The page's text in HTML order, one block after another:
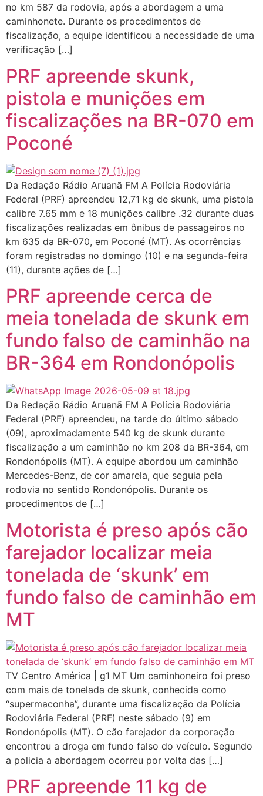
no km 587 da rodovia, após a abordagem a uma
caminhonete. Durante os procedimentos de
fiscalização, a equipe identificou a necessidade de uma
verificação […]
PRF apreende skunk,
pistola e munições em
fiscalizações na BR-070 em
Poconé
Da Redação Rádio Aruanã FM A Polícia Rodoviária
Federal (PRF) apreendeu 12,71 kg de skunk, uma pistola
calibre 7.65 mm e 18 munições calibre .32 durante duas
fiscalizações realizadas em ônibus de passageiros no
km 635 da BR-070, em Poconé (MT). As ocorrências
foram registradas no domingo (10) e na segunda-feira
(11), durante ações de […]
PRF apreende cerca de
meia tonelada de skunk em
fundo falso de caminhão na
BR-364 em Rondonópolis
Da Redação Rádio Aruanã FM A Polícia Rodoviária
Federal (PRF) apreendeu, na tarde do último sábado
(09), aproximadamente 540 kg de skunk durante
fiscalização a um caminhão no km 208 da BR-364, em
Rondonópolis (MT). A equipe abordou um caminhão
Mercedes-Benz, de cor amarela, que seguia pela
rodovia no sentido Rondonópolis. Durante os
procedimentos de […]
Motorista é preso após cão
farejador localizar meia
tonelada de ‘skunk’ em
fundo falso de caminhão em
MT
TV Centro América | g1 MT Um caminhoneiro foi preso
com mais de tonelada de skunk, conhecida como
“supermaconha”, durante uma fiscalização da Polícia
Rodoviária Federal (PRF) neste sábado (9) em
Rondonópolis (MT). O cão farejador da corporação
encontrou a droga em fundo falso do veículo. Segundo
a policia a abordagem ocorreu por volta das […]
PRF apreende 11 kg de